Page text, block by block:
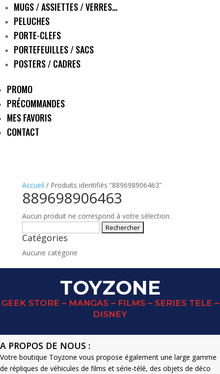
MUGS / ASSIETTES / VERRES…
PELUCHES
PORTE-CLEFS
PORTEFEUILLES / SACS
POSTERS / CADRES
PROMO
PRÉCOMMANDES
MES FAVORIS
CONTACT
Accueil / Produits identifiés “889698906463”
889698906463
Aucun produit ne correspond à votre sélection.
Catégories
Aucune catégorie
TOYZONE
GEEK STORE – MANGAS – FILMS – SERIES TELE –
DISNEY
A PROPOS DE NOUS :
Votre boutique Toyzone vous propose également une large gamme
de répliques de véhicules de films et série-télé, des objets de déco